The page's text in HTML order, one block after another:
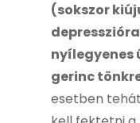
(sokszor
nyílegyenes
gerinc
esetben